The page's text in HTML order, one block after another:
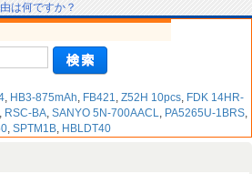
は何ですか？
, HB3-875mAh, FB421, Z52H 10pcs, FDK 14HR-
, RSC-BA, SANYO 5N-700AACL, PA5265U-1BRS,
, SPTM1B, HBLDT40